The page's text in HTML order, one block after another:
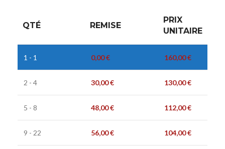
QTÉ REMISE
PRIX
UNITAIRE
1 - 1 0,00€ 160,00€
2 - 4 30,00€ 130,00€
5 - 8 48,00€ 112,00€
9 - 22 56,00€ 104,00€